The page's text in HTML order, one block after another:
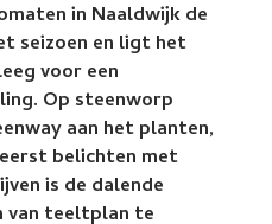
in Naaldwijk de
seizoen en ligt het
voor een
Op steenworp
aan het planten,
belichten met
is de dalende
van teeltplan te